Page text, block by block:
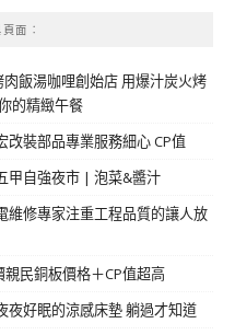
面︰
飯湯咖哩創始店 用爆汁炭火烤
的精緻午餐
改裝部品專業服務細心 CP值
甲自強夜市 | 泡菜&醬汁
維修專家注重工程品質的讓人放
民銅板價格＋CP值超高
夜好眠的涼感床墊 躺過才知道